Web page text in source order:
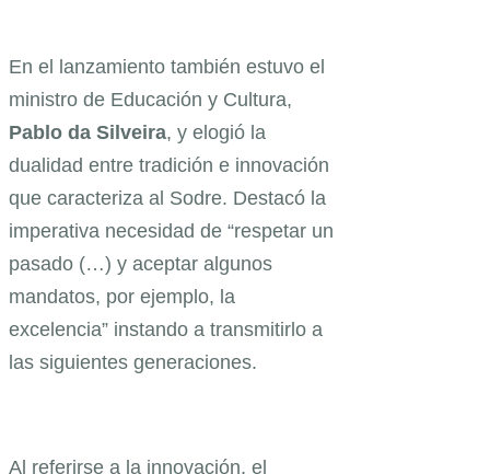
En el lanzamiento también estuvo el
ministro de Educación y Cultura,
Pablo da Silveira, y elogió la
dualidad entre tradición e innovación
que caracteriza al Sodre. Destacó la
imperativa necesidad de “respetar un
pasado (…) y aceptar algunos
mandatos, por ejemplo, la
excelencia” instando a transmitirlo a
las siguientes generaciones.
Al referirse a la innovación, el